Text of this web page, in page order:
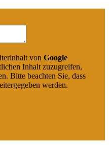
von Google
Inhalt zuzugreifen,
Bitte beachten Sie, dass
werden.